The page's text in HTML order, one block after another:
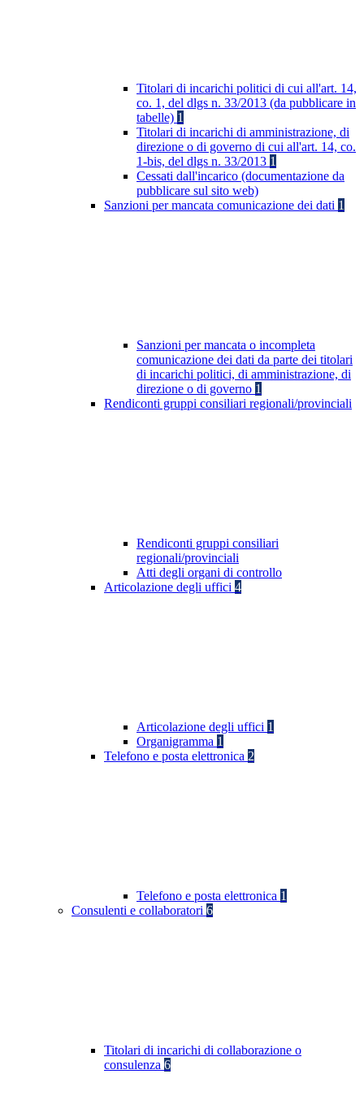
Titolari di incarichi politici di cui all'art. 14,
co. 1, del dlgs n. 33/2013 (da pubblicare in
tabelle) 1
Titolari di incarichi di amministrazione, di
direzione o di governo di cui all'art. 14, co.
1-bis, del dlgs n. 33/2013 1
Cessati dall'incarico (documentazione da
pubblicare sul sito web)
Sanzioni per mancata comunicazione dei dati 1
Sanzioni per mancata o incompleta
comunicazione dei dati da parte dei titolari
di incarichi politici, di amministrazione, di
direzione o di governo 1
Rendiconti gruppi consiliari regionali/provinciali
Rendiconti gruppi consiliari
regionali/provinciali
Atti degli organi di controllo
Articolazione degli uffici 4
Articolazione degli uffici 1
Organigramma 1
Telefono e posta elettronica 2
Telefono e posta elettronica 1
Consulenti e collaboratori 6
Titolari di incarichi di collaborazione o
consulenza 6